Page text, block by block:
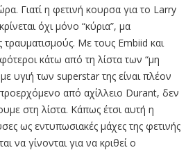
Γιατί η φετινή κουρσα για το Larry
όχι μόνο “κύρια”, μα
τραυματισμούς. Με τους Embiid και
κάτω από τη λίστα των “μη
υγιή των superstar της είναι πλέον
από αχίλλειο Durant, δεν
στη λίστα. Κάπως έτσι αυτή η
ως εντυπωσιακές μάχες της φετινής
να γίνονται για να κριθεί ο